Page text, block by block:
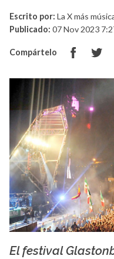
Escrito por: La X más
Publicado: 07 Nov 2023
Compártelo
El festival